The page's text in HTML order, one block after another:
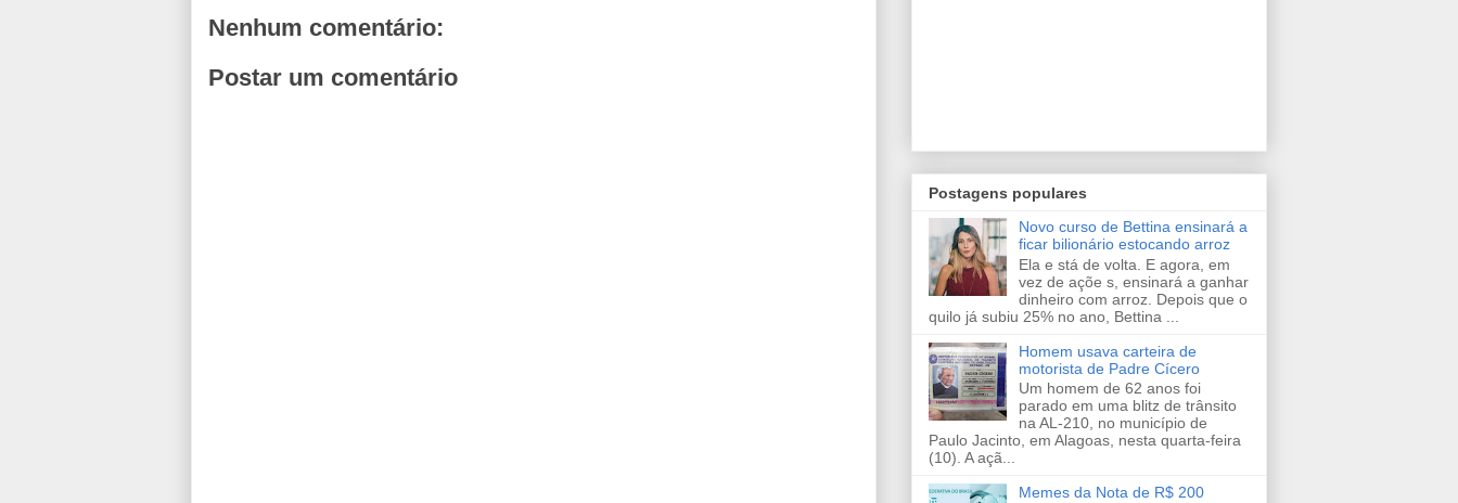
Nenhum comentário:
Postar um comentário
Postagens populares
Novo curso de Bettina ensinará a
ficar bilionário estocando arroz
Ela e stá de volta. E agora, em
vez de açõe s, ensinará a ganhar
dinheiro com arroz. Depois que o
quilo já subiu 25% no ano, Bettina ...
Homem usava carteira de
motorista de Padre Cícero
Um homem de 62 anos foi
parado em uma blitz de trânsito
na AL-210, no município de
Paulo Jacinto, em Alagoas, nesta quarta-feira
(10). A açã...
Memes da Nota de R$ 200